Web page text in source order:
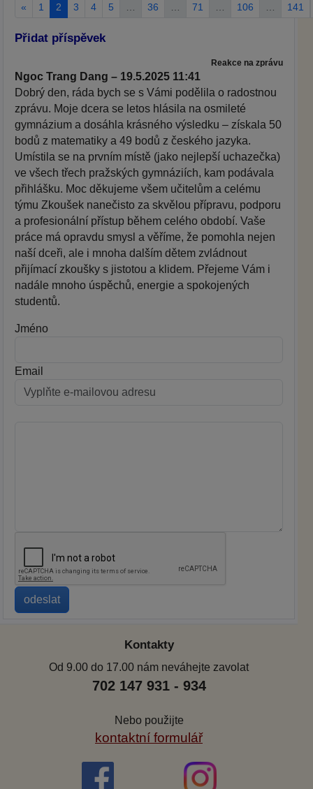
« 1 2 3 4 5 36 71 106 141
Přidat příspěvek
Reakce na zprávu
Ngoc Trang Dang – 19.5.2025 11:41
Dobrý den, ráda bych se s Vámi podělila o radostnou
zprávu. Moje dcera se letos hlásila na osmileté
gymnázium a dosáhla krásného výsledku – získala 50
bodů z matematiky a 49 bodů z českého jazyka.
Umístila se na prvním místě (jako nejlepší uchazečka)
ve všech třech pražských gymnáziích, kam podávala
přihlášku. Moc děkujeme všem učitelům a celému
týmu Zkoušek nanečisto za skvělou přípravu, podporu
a profesionální přístup během celého období. Vaše
práce má opravdu smysl a věříme, že pomohla nejen
naší dceři, ale i mnoha dalším dětem zvládnout
přijímací zkoušky s jistotou a klidem. Přejeme Vám i
nadále mnoho úspěchů, energie a spokojených
studentů.
Jméno
Email
Kontakty
Od 9.00 do 17.00 nám neváhejte zavolat
702 147 931 - 934
Nebo použijte
kontaktní formulář